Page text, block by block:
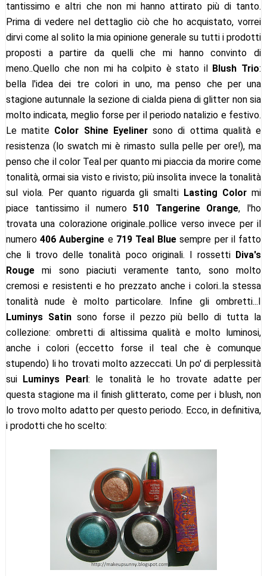
tantissimo e altri che non mi hanno attirato più di tanto.
Prima di vedere nel dettaglio ciò che ho acquistato, vorrei
dirvi come al solito la mia opinione generale su tutti i prodotti
proposti a partire da quelli che mi hanno convinto di
meno..Quello che non mi ha colpito è stato il
Blush Trio:
bella l'idea dei tre colori in uno, ma penso che per una
stagione autunnale la sezione di cialda piena di glitter non sia
molto indicata, meglio forse per il periodo natalizio e festivo.
Le matite Color Shine Eyelinersono di ottima qualità e
resistenza (lo swatch mi è rimasto sulla pelle per ore!), ma
penso che il color Teal per quanto mi piaccia da morire come
tonalità, ormai sia visto e rivisto; più insolita invece la tonalità
sul viola. Per quanto riguarda gli smalti Lasting Color mi
piace tantissimo il numero510 Tangerine Orange, l'ho
trovata una colorazione originale..pollice verso invece per il
numero406 Aubergine e 719 Teal Blue sempre per il fatto
che li trovo delle tonalità poco originali. I rossetti Diva's
Rougemi sono piaciuti veramente tanto, sono molto
cremosi e resistenti e ho prezzato anche i colori..la stessa
tonalità nude è molto particolare. Infine gli ombretti...I
Luminys Satinsono forse il pezzo più bello di tutta la
collezione: ombretti di altissima qualità e molto luminosi,
anche i colori (eccetto forse il teal che è comunque
stupendo) li ho trovati molto azzeccati. Un po' di perplessità
sui
Luminys Pearl : le tonalità le ho trovate adatte per
questa stagione ma il finish glitterato, come per i blush, non
lo trovo molto adatto per questo periodo. Ecco, in definitiva,
i prodotti che ho scelto: